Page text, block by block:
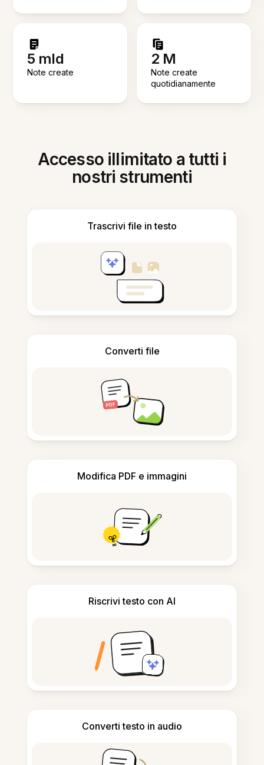
5 mld
Note create
2 M
Note create
quotidianamente
Accesso illimitato a tutti i
nostri strumenti
Trascrivi file in testo
Converti file
Modifica PDF e immagini
Riscrivi testo con AI
Converti testo in audio